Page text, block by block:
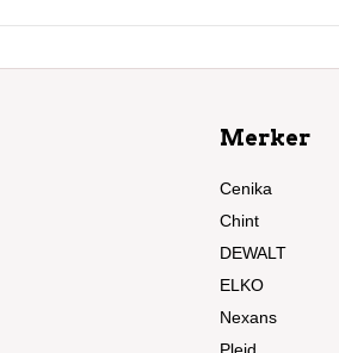
Merker
Cenika
Chint
DEWALT
ELKO
Nexans